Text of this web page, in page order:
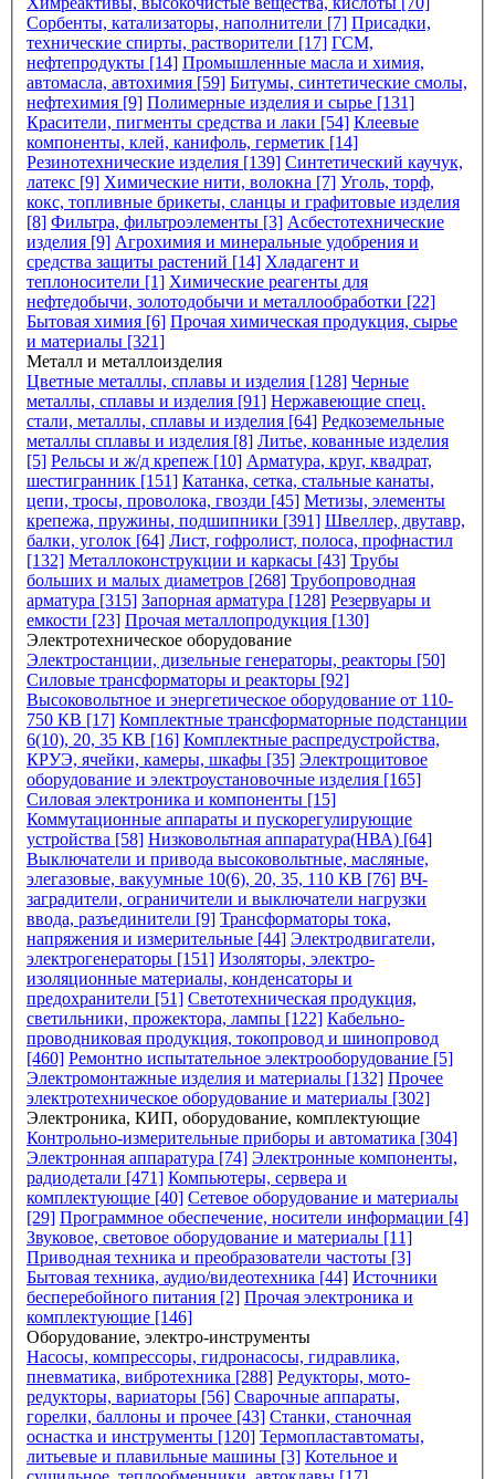
Сорбенты, катализаторы, наполнители [7] Присадки,
технические спирты, растворители [17] ГСМ,
нефтепродукты [14] Промышленные масла и химия,
автомасла, автохимия [59] Битумы, синтетические смолы,
нефтехимия [9] Полимерные изделия и сырье [131]
Красители, пигменты средства и лаки [54] Клеевые
компоненты, клей, канифоль, герметик [14]
Резинотехнические изделия [139] Синтетический каучук,
латекс [9] Химические нити, волокна [7] Уголь, торф,
кокс, топливные брикеты, сланцы и графитовые изделия
[8] Фильтра, фильтроэлементы [3] Асбестотехнические
изделия [9] Агрохимия и минеральные удобрения и
средства защиты растений [14] Хладагент и
теплоносители [1] Химические реагенты для
нефтедобычи, золотодобычи и металлообработки [22]
Бытовая химия [6] Прочая химическая продукция, сырье
и материалы [321]
Металл и металлоизделия
Цветные металлы, сплавы и изделия [128] Черные
металлы, сплавы и изделия [91] Нержавеющие спец.
стали, металлы, сплавы и изделия [64] Редкоземельные
металлы сплавы и изделия [8] Литье, кованные изделия
[5] Рельсы и ж/д крепеж [10] Арматура, круг, квадрат,
шестигранник [151] Катанка, сетка, стальные канаты,
цепи, тросы, проволока, гвозди [45] Метизы, элементы
крепежа, пружины, подшипники [391] Швеллер, двутавр,
балки, уголок [64] Лист, гофролист, полоса, профнастил
[132] Металлоконструкции и каркасы [43] Трубы
больших и малых диаметров [268] Трубопроводная
арматура [315] Запорная арматура [128] Резервуары и
емкости [23] Прочая металлопродукция [130]
Электротехническое оборудование
Электростанции, дизельные генераторы, реакторы [50]
Силовые трансформаторы и реакторы [92]
Высоковольтное и энергетическое оборудование от 110-
750 КВ [17] Комплектные трансформаторные подстанции
6(10), 20, 35 КВ [16] Комплектные распредустройства,
КРУЭ, ячейки, камеры, шкафы [35] Электрощитовое
оборудование и электроустановочные изделия [165]
Силовая электроника и компоненты [15]
Коммутационные аппараты и пускорегулирующие
устройства [58] Низковольтная аппаратура(НВА) [64]
Выключатели и привода высоковольтные, масляные,
элегазовые, вакуумные 10(6), 20, 35, 110 КВ [76] ВЧ-
заградители, ограничители и выключатели нагрузки
ввода, разъединители [9] Трансформаторы тока,
напряжения и измерительные [44] Электродвигатели,
электрогенераторы [151] Изоляторы, электро-
изоляционные материалы, конденсаторы и
предохранители [51] Светотехническая продукция,
светильники, прожектора, лампы [122] Кабельно-
проводниковая продукция, токопровод и шинопровод
[460] Ремонтно испытательное электрооборудование [5]
Электромонтажные изделия и материалы [132] Прочее
электротехническое оборудование и материалы [302]
Электроника, КИП, оборудование, комплектующие
Контрольно-измерительные приборы и автоматика [304]
Электронная аппаратура [74] Электронные компоненты,
радиодетали [471] Компьютеры, сервера и
комплектующие [40] Сетевое оборудование и материалы
[29] Программное обеспечение, носители информации [4]
Звуковое, световое оборудование и материалы [11]
Приводная техника и преобразователи частоты [3]
Бытовая техника, аудио/видеотехника [44] Источники
бесперебойного питания [2] Прочая электроника и
комплектующие [146]
Оборудование, электро-инструменты
Насосы, компрессоры, гидронасосы, гидравлика,
пневматика, вибротехника [288] Редукторы, мото-
редукторы, вариаторы [56] Сварочные аппараты,
горелки, баллоны и прочее [43] Станки, станочная
оснастка и инструменты [120] Термопластавтоматы,
литьевые и плавильные машины [3] Котельное и